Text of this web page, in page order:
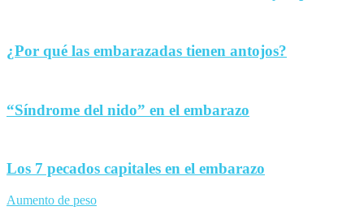
¿Por qué las embarazadas tienen antojos?
“Síndrome del nido” en el embarazo
Los 7 pecados capitales en el embarazo
Aumento de peso